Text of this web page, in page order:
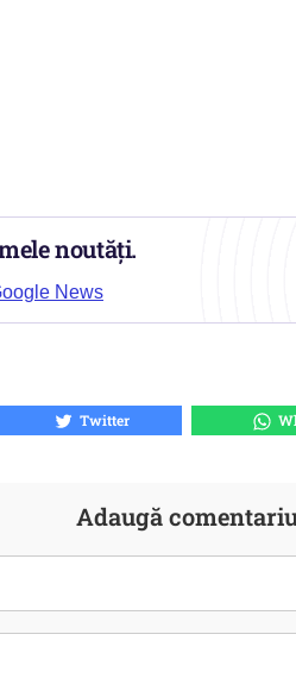
noutăți.
News
Twitter
Adaugă